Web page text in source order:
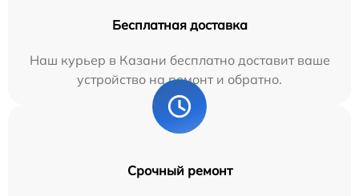
Бесплатная доставка
Наш курьер в Казани бесплатно доставит ваше
устройство на ремонт и обратно.
Срочный ремонт